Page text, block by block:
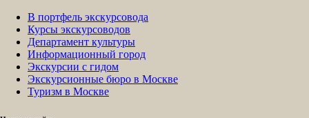
В портфель экскурсовода
Курсы экскурсоводов
Департамент культуры
Информационный город
Экскурсии с гидом
Экскурсионные бюро в Москве
Туризм в Москве